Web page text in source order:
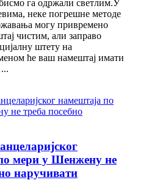
га одржали светлим.У
неке погрешне методе
могу привремено
чистим, али заправо
штету на
ће ваш намештај имати
мери у Шенжену не
наручивати